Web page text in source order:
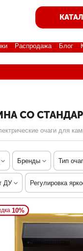
Распродажа Блог
СО
очаги для
Бренды Тип
ДУ Регулировка
10%